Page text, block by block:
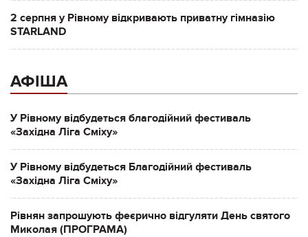
2 серпня у Рівному відкривають приватну гімназію
STARLAND
АФІША
У Рівному відбудеться благодійний фестиваль
«Західна Ліга Сміху»
У Рівному відбудеться Благодійний фестиваль
«Західна Ліга Сміху»
Рівнян запрошують феєрично відгуляти День святого
Миколая (ПРОГРАМА)